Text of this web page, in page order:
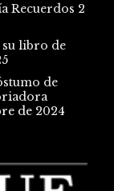
Recuerdos 2
su libro de
de
de 2024